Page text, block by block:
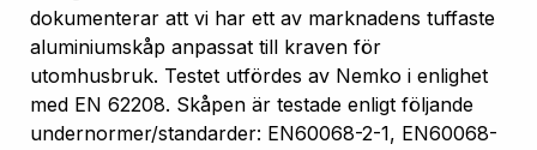
dokumenterar att vi har ett av marknadens tuffaste
aluminiumskåp anpassat till kraven för
utomhusbruk. Testet utfördes av Nemko i enlighet
med EN 62208. Skåpen är testade enligt följande
undernormer/standarder: EN60068-2-1, EN60068-